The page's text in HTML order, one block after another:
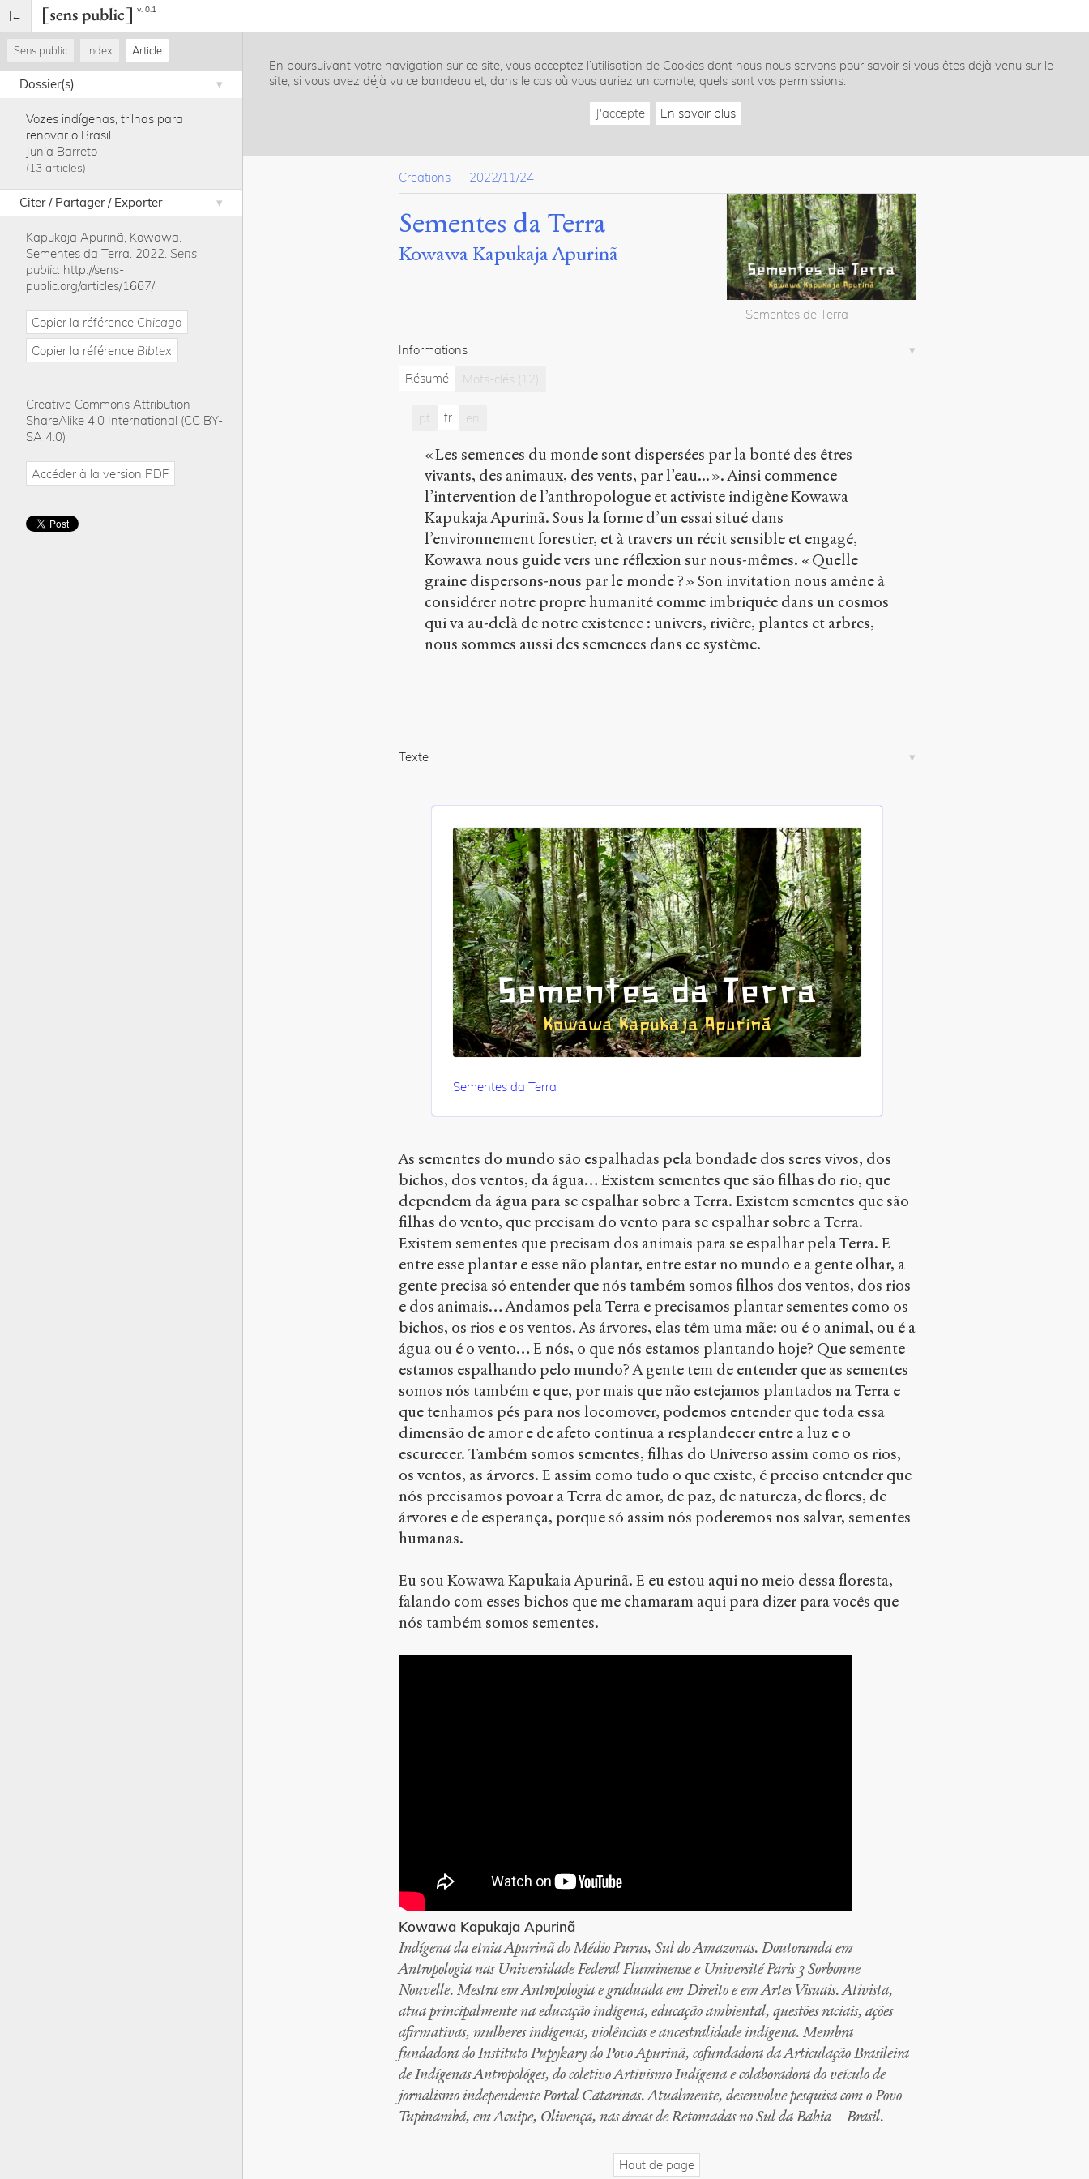
v. 0.1
Sens public Index Article
Dossier(s)
Vozes indígenas, trilhas para
renovar o Brasil
Junia Barreto
13 articles
Citer / Partager / Exporter
Kapukaja Apurinã, Kowawa
Sementes da Terra 2022 Sens
public http://sens-
public.org/articles/1667/
Copier la référence Chicago
Copier la référence Bibtex
Creative Commons Attribution-
ShareAlike 4.0 International (CC BY-
SA 4.0)
Accéder à la version PDF
En poursuivant votre navigation sur ce site, vous acceptez l’utilisation de Cookies dont nous nous servons pour savoir si vous êtes déjà venu sur le
site, si vous avez déjà vu ce bandeau et, dans le cas où vous auriez un compte, quels sont vos permissions.
J'accepte En savoir plus
Creations — 2022/11/24
Sementes da Terra
Kowawa Kapukaja Apurinã
Sementes de Terra
Informations
Résumé
Mots-clés (12)
pt fr en
« Les semences du monde sont dispersées par la bonté des êtres
vivants, des animaux, des vents, par l’eau... ». Ainsi commence
l’intervention de l’anthropologue et activiste indigène Kowawa
Kapukaja Apurinã. Sous la forme d’un essai situé dans
l’environnement forestier, et à travers un récit sensible et engagé,
Kowawa nous guide vers une réflexion sur nous-mêmes. « Quelle
graine dispersons-nous par le monde ? » Son invitation nous amène à
considérer notre propre humanité comme imbriquée dans un cosmos
qui va au-delà de notre existence : univers, rivière, plantes et arbres,
nous sommes aussi des semences dans ce système.
Texte
Sementes da Terra
As sementes do mundo são espalhadas pela bondade dos seres vivos, dos
bichos, dos ventos, da água… Existem sementes que são filhas do rio, que
dependem da água para se espalhar sobre a Terra. Existem sementes que são
filhas do vento, que precisam do vento para se espalhar sobre a Terra.
Existem sementes que precisam dos animais para se espalhar pela Terra. E
entre esse plantar e esse não plantar, entre estar no mundo e a gente olhar, a
gente precisa só entender que nós também somos filhos dos ventos, dos rios
e dos animais… Andamos pela Terra e precisamos plantar sementes como os
bichos, os rios e os ventos. As árvores, elas têm uma mãe: ou é o animal, ou é a
água ou é o vento… E nós, o que nós estamos plantando hoje? Que semente
estamos espalhando pelo mundo? A gente tem de entender que as sementes
somos nós também e que, por mais que não estejamos plantados na Terra e
que tenhamos pés para nos locomover, podemos entender que toda essa
dimensão de amor e de afeto continua a resplandecer entre a luz e o
escurecer. Também somos sementes, filhas do Universo assim como os rios,
os ventos, as árvores. E assim como tudo o que existe, é preciso entender que
nós precisamos povoar a Terra de amor, de paz, de natureza, de flores, de
árvores e de esperança, porque só assim nós poderemos nos salvar, sementes
humanas.
Eu sou Kowawa Kapukaia Apurinã. E eu estou aqui no meio dessa floresta,
falando com esses bichos que me chamaram aqui para dizer para vocês que
nós também somos sementes.
Kowawa Kapukaja Apurinã
Indígena da etnia Apurinã do Médio Purus, Sul do Amazonas. Doutoranda em
Antropologia nas Universidade Federal Fluminense e Université Paris 3 Sorbonne
Nouvelle. Mestra em Antropologia e graduada em Direito e em Artes Visuais. Ativista,
atua principalmente na educação indígena, educação ambiental, questões raciais, ações
afirmativas, mulheres indígenas, violências e ancestralidade indígena. Membra
fundadora do Instituto Pupykary do Povo Apurinã, cofundadora da Articulação Brasileira
de Indígenas Antropológes, do coletivo Artivismo Indígena e colaboradora do veículo de
jornalismo independente Portal Catarinas. Atualmente, desenvolve pesquisa com o Povo
Tupinambá, em Acuipe, Olivença, nas áreas de Retomadas no Sul da Bahia – Brasil.
Haut de page